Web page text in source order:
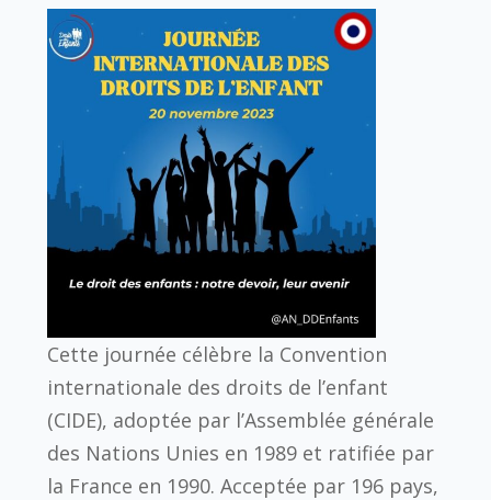
Cette journée célèbre la Convention
internationale des droits de l’enfant
(CIDE), adoptée par l’Assemblée générale
des Nations Unies en 1989 et ratifiée par
la France en 1990. Acceptée par 196 pays,